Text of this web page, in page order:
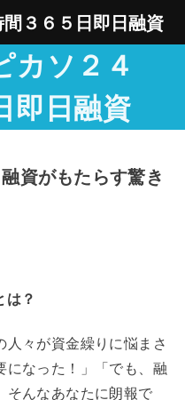
カソ２４
即日融資
資がもたらす驚き
は？
人々が資金繰りに悩まさ
になった！」「でも、融
んなあなたに朗報で
３６５日即日融資